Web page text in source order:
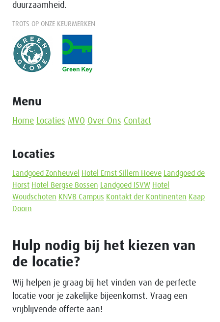
duurzaamheid.
TROTS OP ONZE KEURMERKEN
Menu
Home Locaties MVO Over Ons Contact
Locaties
Landgoed Zonheuvel Hotel Ernst Sillem Hoeve
Landgoed de
Horst Hotel Bergse Bossen Landgoed ISVW Hotel
Woudschoten KNVB Campus Kontakt der Kontinenten Kaap
Doorn
Hulp nodig bij het kiezen van
de locatie?
Wij helpen je graag bij het vinden van de perfecte
locatie voor je zakelijke bijeenkomst. Vraag een
vrijblijvende offerte aan!